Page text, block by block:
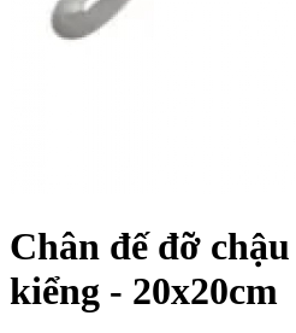
Chân đế đỡ
kiểng - 20x20cm